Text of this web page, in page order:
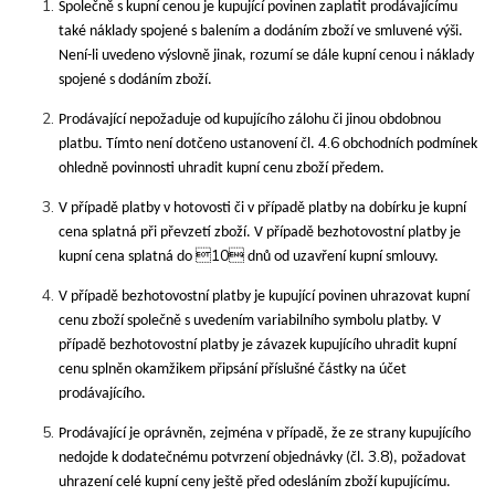
Společně s kupní cenou je kupující povinen zaplatit prodávajícímu
také náklady spojené s balením a dodáním zboží ve smluvené výši.
Není-li uvedeno výslovně jinak, rozumí se dále kupní cenou i náklady
spojené s dodáním zboží.
Prodávající nepožaduje od kupujícího zálohu či jinou obdobnou
platbu. Tímto není dotčeno ustanovení čl.4.6 obchodních podmínek
ohledně povinnosti uhradit kupní cenu zboží předem.
V případě platby v hotovosti či v případě platby na dobírku je kupní
cena splatná při převzetí zboží. V případě bezhotovostní platby je
kupní cena splatná do10 dnů od uzavření kupní smlouvy.
V případě bezhotovostní platby je kupující povinen uhrazovat kupní
cenu zboží společně s uvedením variabilního symbolu platby. V
případě bezhotovostní platby je závazek kupujícího uhradit kupní
cenu splněn okamžikem připsání příslušné částky na účet
prodávajícího.
Prodávající je oprávněn, zejména v případě, že ze strany kupujícího
nedojde k dodatečnému potvrzení objednávky (čl.3.8), požadovat
uhrazení celé kupní ceny ještě před odesláním zboží kupujícímu.